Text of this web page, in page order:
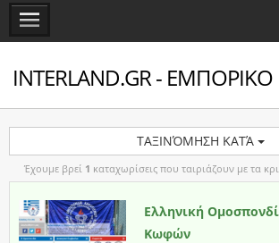
INTERLAND.GR -
ΤΑΞΙΝΌΜΗΣΗ ΚΑΤΆ
Έχουμε βρεί 1 καταχωρίσεις που ταιριάζουν με τα
Ελληνική
Κωφών